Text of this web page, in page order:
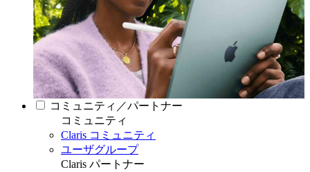
コミュニティ／パートナー
コミュニティ
Claris コミュニティ
ユーザグループ
Claris パートナー